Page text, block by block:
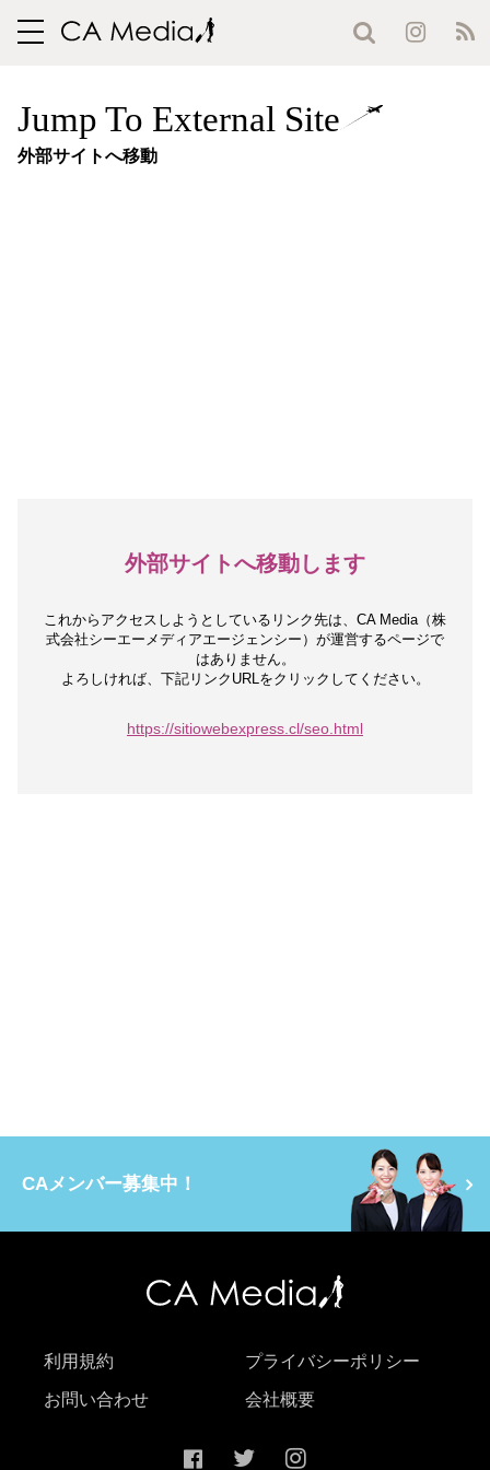
toggle
Jump To External Site
外部サイトへ移動
外部サイトへ移動します
これからアクセスしようとしているリンク先は、 CA Media（株
式会社シーエーメディアエージェンシー）が運営するページで
はありません。
よろしければ、下記リンクURLをクリックしてください。
https://sitiowebexpress.cl/seo.html
CAメンバー募集中！
利用規約 プライバシーポリシー
お問い合わせ 会社概要